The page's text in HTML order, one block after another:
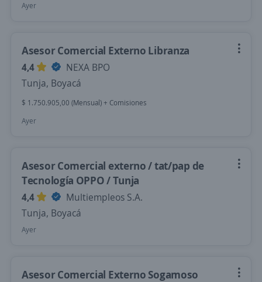
Ayer
Asesor Comercial Externo Libranza
4,4
NEXA BPO
Tunja, Boyacá
$ 1.750.905,00 (Mensual) + Comisiones
Ayer
Asesor Comercial externo / tat/pap de
Tecnología OPPO / Tunja
4,4
Multiempleos S.A.
Tunja, Boyacá
Ayer
Asesor Comercial Externo Sogamoso